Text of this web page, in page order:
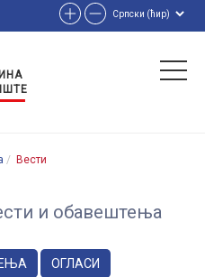
Вести
и обавештења
ОГЛАСИ